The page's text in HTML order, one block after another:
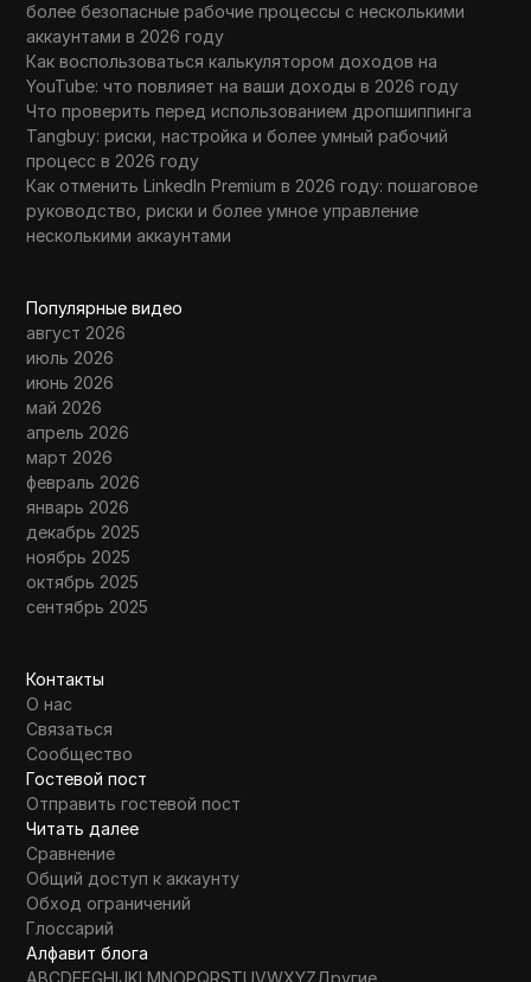
Yahoo Gemini
YouTube
YouTube Premium
Zalando
Zelle
более безопасные рабочие процессы с несколькими
аккаунтами в 2026 году
Как воспользоваться калькулятором доходов на
YouTube: что повлияет на ваши доходы в 2026 году
Что проверить перед использованием дропшиппинга
Tangbuy: риски, настройка и более умный рабочий
процесс в 2026 году
Как отменить LinkedIn Premium в 2026 году: пошаговое
руководство, риски и более умное управление
несколькими аккаунтами
Популярные видео
август 2026
июль 2026
июнь 2026
май 2026
апрель 2026
март 2026
февраль 2026
январь 2026
декабрь 2025
ноябрь 2025
октябрь 2025
сентябрь 2025
Контакты
О нас
Связаться
Сообщество
Гостевой пост
Отправить гостевой пост
Читать далее
Сравнение
Общий доступ к аккаунту
Обход ограничений
Глоссарий
Алфавит блога
ABCDEFGHIJKLMNOPQRSTUVWXYZДругие